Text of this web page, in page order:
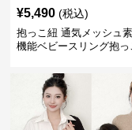
¥5,490 (税込)
抱っこ紐 通気メッシュ
機能ベビースリング抱っ